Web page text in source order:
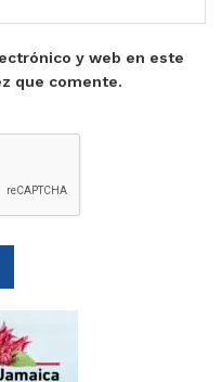
y web en este
que comente.